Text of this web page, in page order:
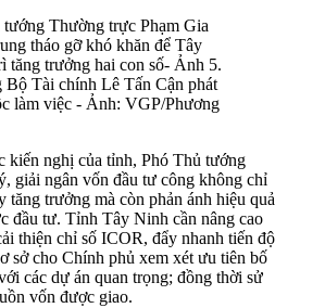
Bộ Tài chính Lê Tấn Cận phát
làm việc - Ảnh: VGP/Phương
kiến nghị của tỉnh, Phó Thủ tướng
giải ngân vốn đầu tư công không chỉ
tăng trưởng mà còn phản ánh hiệu quả
đầu tư. Tỉnh Tây Ninh cần nâng cao
thiện chỉ số ICOR, đẩy nhanh tiến độ
sở cho Chính phủ xem xét ưu tiên bố
các dự án quan trọng; đồng thời sử
vốn được giao.